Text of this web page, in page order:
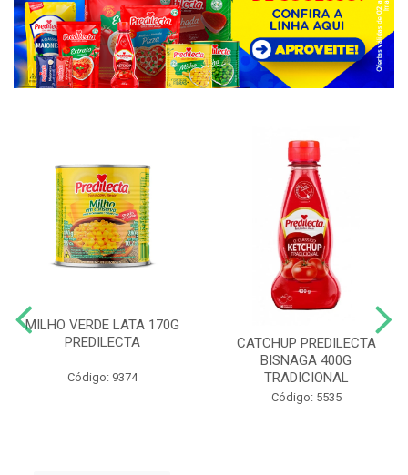
MILHO VERDE LATA 170G
PREDILECTA
Código: 9374
CATCHUP PREDILECTA
BISNAGA 400G
TRADICIONAL
Código: 5535